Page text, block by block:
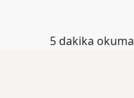
5dakika okuma